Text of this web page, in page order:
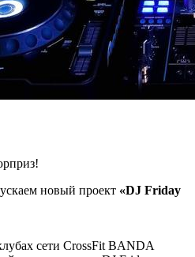
новый проект «DJ Friday
сети CrossFit BANDA